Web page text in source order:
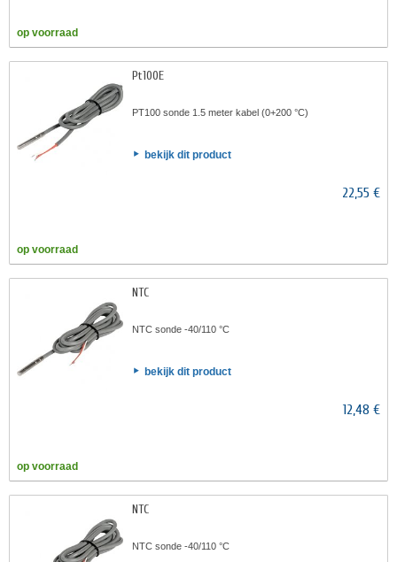
op voorraad
Pt100E
PT100 sonde 1.5 meter kabel (0+200 °C)
bekijk dit product
22,55 €
op voorraad
NTC
NTC sonde -40/110 °C
bekijk dit product
12,48 €
op voorraad
NTC
NTC sonde -40/110 °C